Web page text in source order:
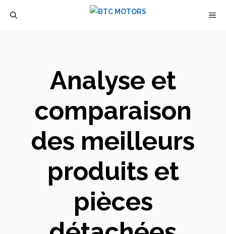
Analyse et
comparaison
des meilleurs
produits et
pièces